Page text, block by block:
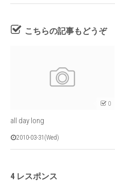
こちらの記事もどうぞ
0
all day long
2010-03-31(Wed)
4 レスポンス